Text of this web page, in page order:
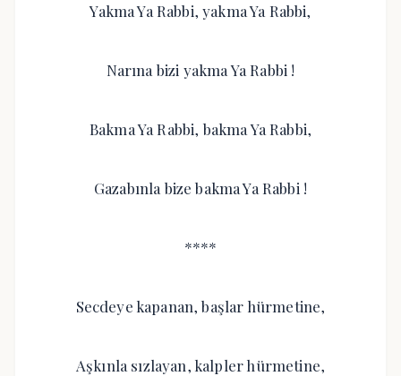
Yakma Ya Rabbi, yakma Ya Rabbi,
Narına bizi yakma Ya Rabbi !
Bakma Ya Rabbi, bakma Ya Rabbi,
Gazabınla bize bakma Ya Rabbi !
****
Secdeye kapanan, başlar hürmetine,
Aşkınla sızlayan, kalpler hürmetine,